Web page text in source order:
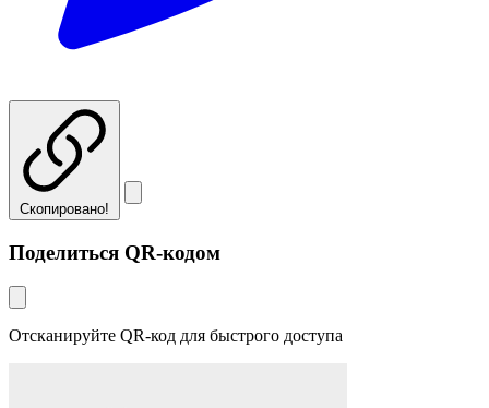
Скопировано!
Поделиться QR-кодом
Отсканируйте QR-код для быстрого доступа